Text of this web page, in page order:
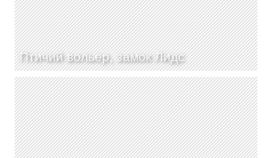
Птичий вольер, замок Лидс